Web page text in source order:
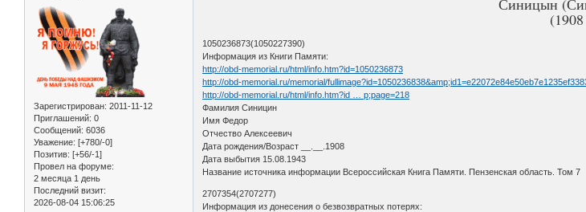
Зарегистрирован: 2011-11-12
Приглашений: 0
Сообщений: 6036
Уважение: [+780/-0]
Позитив: [+56/-1]
Провел на форуме:
2 месяца 1 день
Последний визит:
2026-08-04 15:06:25
Синицын
1050236873(1050227390)
Информация из Книги Памяти:
http://obd-memorial.ru/html/info.htm?id=1050236873
http://obd-memorial.ru/memorial/
http://obd-memorial.ru/html/info.htm?id … p;page=218
Фамилия Синицин
Имя Федор
Отчество Алексеевич
Дата рождения/Возраст __.__.1908
Дата выбытия 15.08.1943
Название источника информации Всероссийская Книга Памяти. Пензенская область. Том 7
2707354(2707277)
Информация из донесения о безвозвратных потерях: